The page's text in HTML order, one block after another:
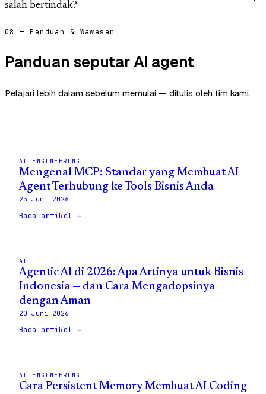
salah bertindak?
08 — Panduan & Wawasan
Panduan seputar AI agent
Pelajari lebih dalam sebelum memulai — ditulis oleh tim kami.
AI ENGINEERING
Mengenal MCP: Standar yang Membuat AI
Agent Terhubung ke Tools Bisnis Anda
23 Juni 2026
Baca artikel →
AI
Agentic AI di 2026: Apa Artinya untuk Bisnis
Indonesia — dan Cara Mengadopsinya
dengan Aman
20 Juni 2026
Baca artikel →
AI ENGINEERING
Cara Persistent Memory Membuat AI Coding